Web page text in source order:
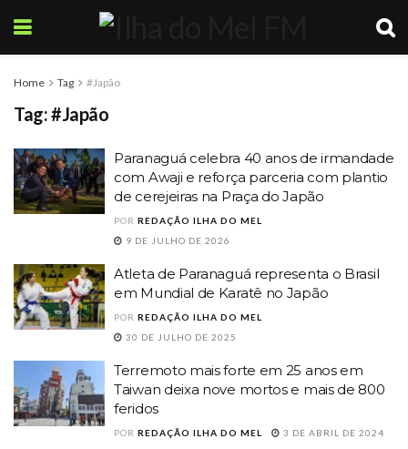
Home Tag #Japão
Tag:#Japão
Paranaguá celebra 40 anos de irmandade
com Awaji e reforça parceria com plantio
de cerejeiras na Praça do Japão
POR REDAÇÃO ILHA DO MEL
9 DE JULHO DE 2026
Atleta de Paranaguá representa o Brasil
em Mundial de Karatê no Japão
POR REDAÇÃO ILHA DO MEL
30 DE JULHO DE 2025
Terremoto mais forte em 25 anos em
Taiwan deixa nove mortos e mais de 800
feridos
POR REDAÇÃO ILHA DO MEL 3 DE ABRIL DE 2024